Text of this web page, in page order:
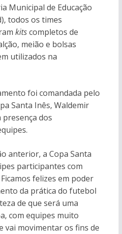
Municipal de Educação
todos os times
kitscompletos de
meião e bolsas
utilizados na
foi comandada pelo
Santa Inês, Waldemir
presença dos
anterior, a Copa Santa
participantes com
felizes em poder
da prática do futebol
de que será uma
com equipes muito
vai movimentar os fins de